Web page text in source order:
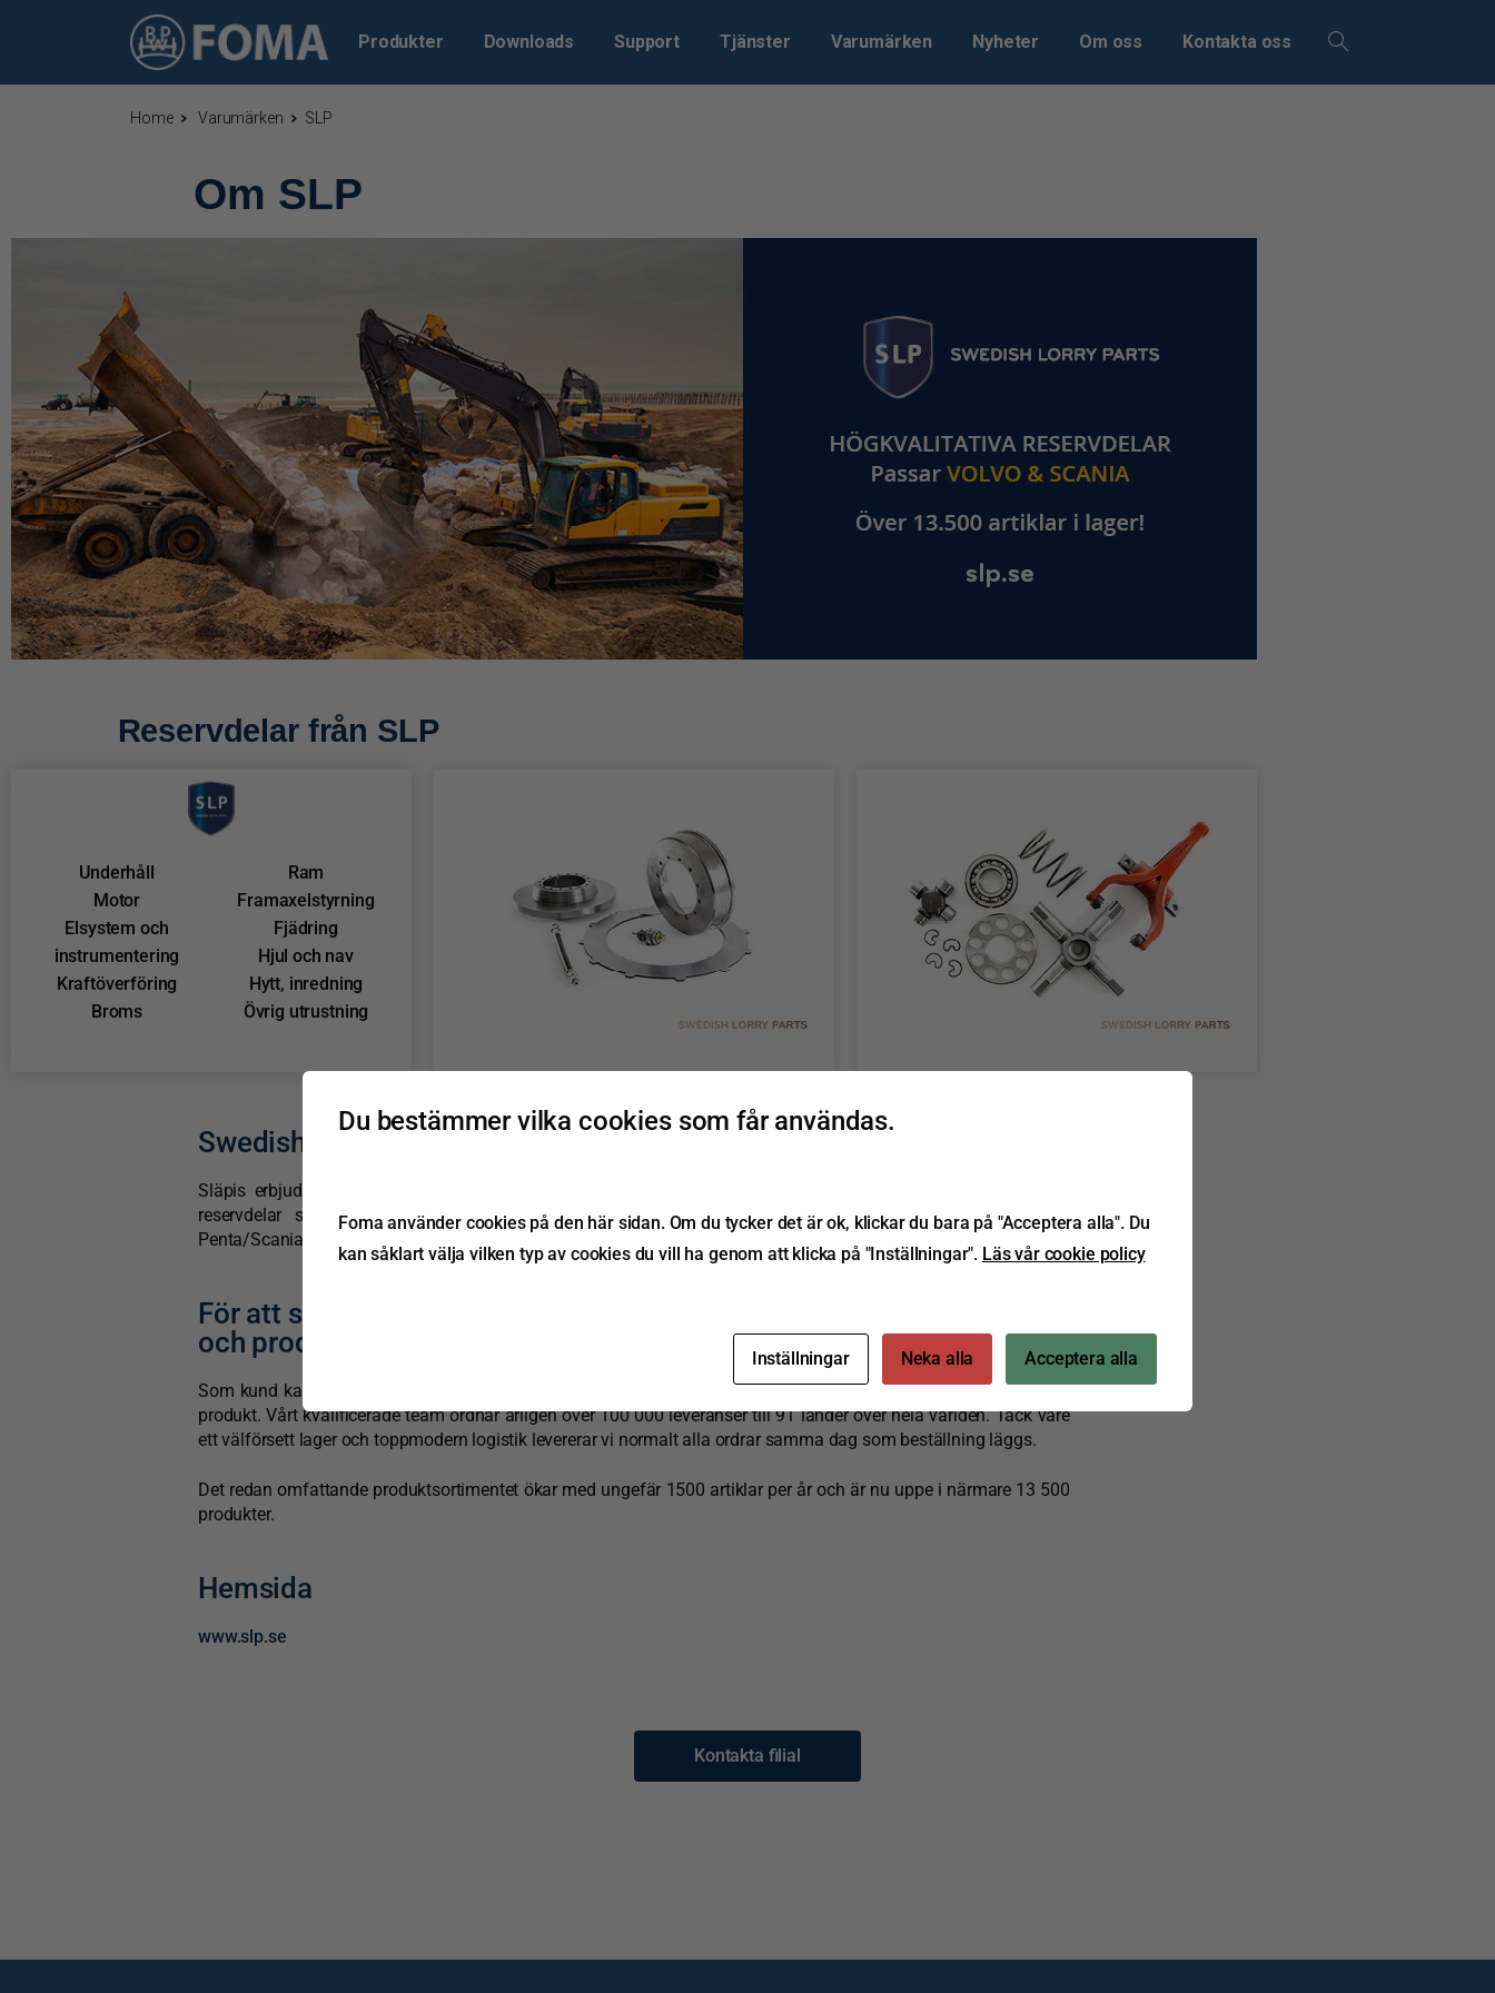
Produkter Downloads Support Tjänster Varumärken Nyheter Om oss Kontakta oss
Home Varumärken SLP
Om SLP
Reservdelar från SLP
Underhåll
Motor
Elsystem och
instrumentering
Kraftöverföring
Broms
Ram
Framaxelstyrning
Fjädring
Hjul och nav
Hytt, inredning
Övrig utrustning
Swedish Lorry Parts är ett svenskt företag som grundades 1991
Släpis erbjuder ett omfattande sortimentet från SLP. Swedish Lorry Parts specialiserar sig på högkvalitativa
reservdelar som passar till Volvos entreprenadmaskiner, Volvo/Scanias lastbilar och bussar och Volvo
Penta/Scanias marin- och industrimotorer.
För att säkerställa hög kvalitet arbetar SLP med egen produktion
och produktutveckling
Som kund kan du vara helt trygg med att våra kvalitetskrav genomsyrar hela produktionen, från inköp till färdig
produkt. Vårt kvalificerade team ordnar årligen över 100 000 leveranser till 91 länder över hela världen. Tack vare
ett välförsett lager och toppmodern logistik levererar vi normalt alla ordrar samma dag som beställning läggs.
Det redan omfattande produktsortimentet ökar med ungefär 1500 artiklar per år och är nu uppe i närmare 13 500
produkter.
Hemsida
www.slp.se
Kontakta filial
Du bestämmer vilka cookies som får användas.
Foma använder cookies på den här sidan. Om du tycker det är ok, klickar du bara på "Acceptera alla". Du
kan såklart välja vilken typ av cookies du vill ha genom att klicka på "Inställningar". Läs vår cookie policy
Inställningar Neka alla Acceptera alla